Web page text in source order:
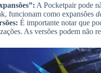
A Pocketpair pode
funcionam como expansões
É importante notar que
As versões podem não